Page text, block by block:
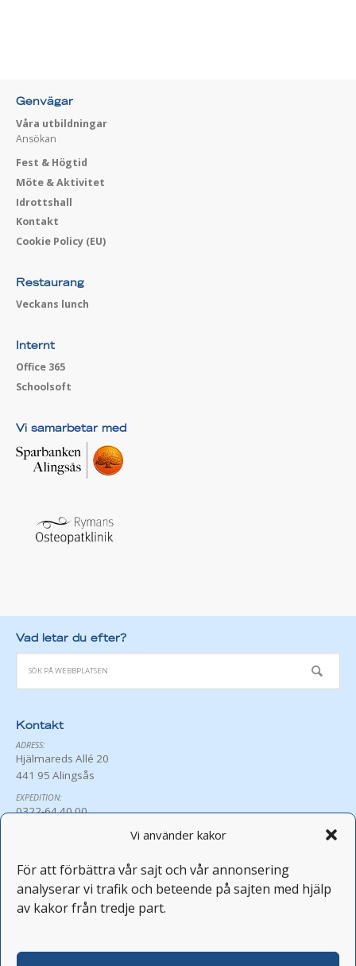
Vi använder kakor
För att förbättra vår sajt och vår annonsering
analyserar vi trafik och beteende på sajten med hjälp
av kakor från tredje part.
Genvägar
Våra utbildningar
Ansökan
Fest & Högtid
Möte & Aktivitet
Idrottshall
Kontakt
Cookie Policy (EU)
Restaurang
Veckans lunch
Internt
Office 365
Schoolsoft
Vi samarbetar med
Vad letar du efter?
Kontakt
ADRESS:
Hjälmareds Allé 20
441 95 Alingsås
EXPEDITION:
0322-64 40 00
Må-Fr 8:30-16:00
Avvikande öppettider
PERSONAL:
fornamn.efternamn@hjalmared.se
0322-64 40 05